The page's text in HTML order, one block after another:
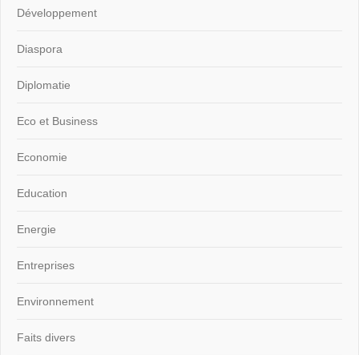
Développement
Diaspora
Diplomatie
Eco et Business
Economie
Education
Energie
Entreprises
Environnement
Faits divers